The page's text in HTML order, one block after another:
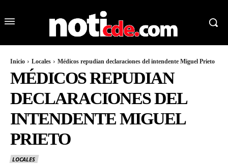
Inicio Locales Médicos repudian declaraciones del intendente Miguel Prieto
MÉDICOS REPUDIAN
DECLARACIONES DEL
INTENDENTE MIGUEL
PRIETO
LOCALES